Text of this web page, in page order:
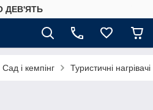
ДЕВ'ЯТЬ
Сад і кемпінг Туристичні нагрівачі